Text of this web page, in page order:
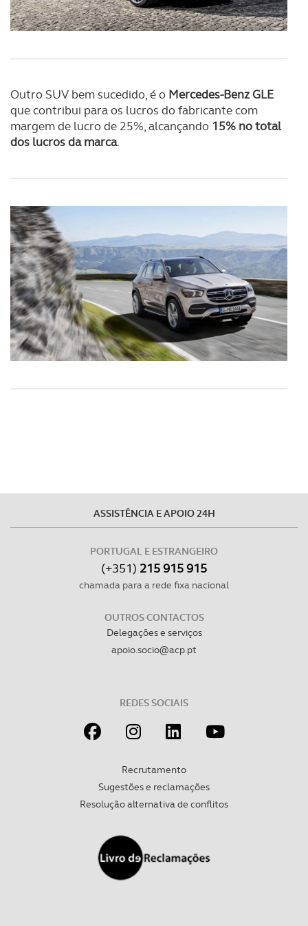
Realçamos que o bloqueio de certo tipo de Cookies e
experiência de navegação no Website e nos serviços
Consulte a política de cookies do site.
Outro SUV bem sucedido, é o Mercedes-Benz GLE
que contribui para os lucros do fabricante com
margem de lucro de 25%, alcançando 15% no total
dos lucros da marca.
ASSISTÊNCIA E APOIO 24H
PORTUGAL E ESTRANGEIRO
(+351) 215 915 915
chamada para a rede fixa nacional
OUTROS CONTACTOS
Delegações e serviços
apoio.socio@acp.pt
REDES SOCIAIS
Recrutamento
Sugestões e reclamações
Resolução alternativa de conflitos